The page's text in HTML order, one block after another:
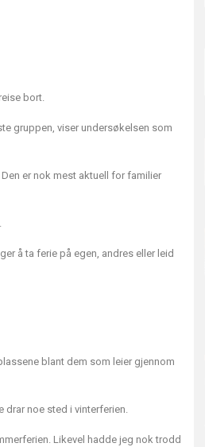
bort.
gruppen, viser undersøkelsen som
er nok mest aktuell for familier
å ta ferie på egen, andres eller leid
blant dem som leier gjennom
drar noe sted i vinterferien.
Likevel hadde jeg nok trodd